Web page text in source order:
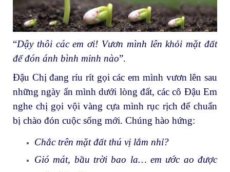
“Dậy thôi các em ơi! Vươn mình lên khỏi mặt đất
để đón ánh bình minh nào”.
Đậu Chị đang ríu rít gọi các em mình vươn lên sau
những ngày ẩn mình dưới lòng đất, các cô Đậu Em
nghe chị gọi vội vàng cựa mình rục rịch để chuẩn
bị chào đón cuộc sống mới. Chúng hào hứng:
Chắc trên mặt đất thú vị lắm nhỉ?
Gió mát, bầu trời bao la… em ước ao được